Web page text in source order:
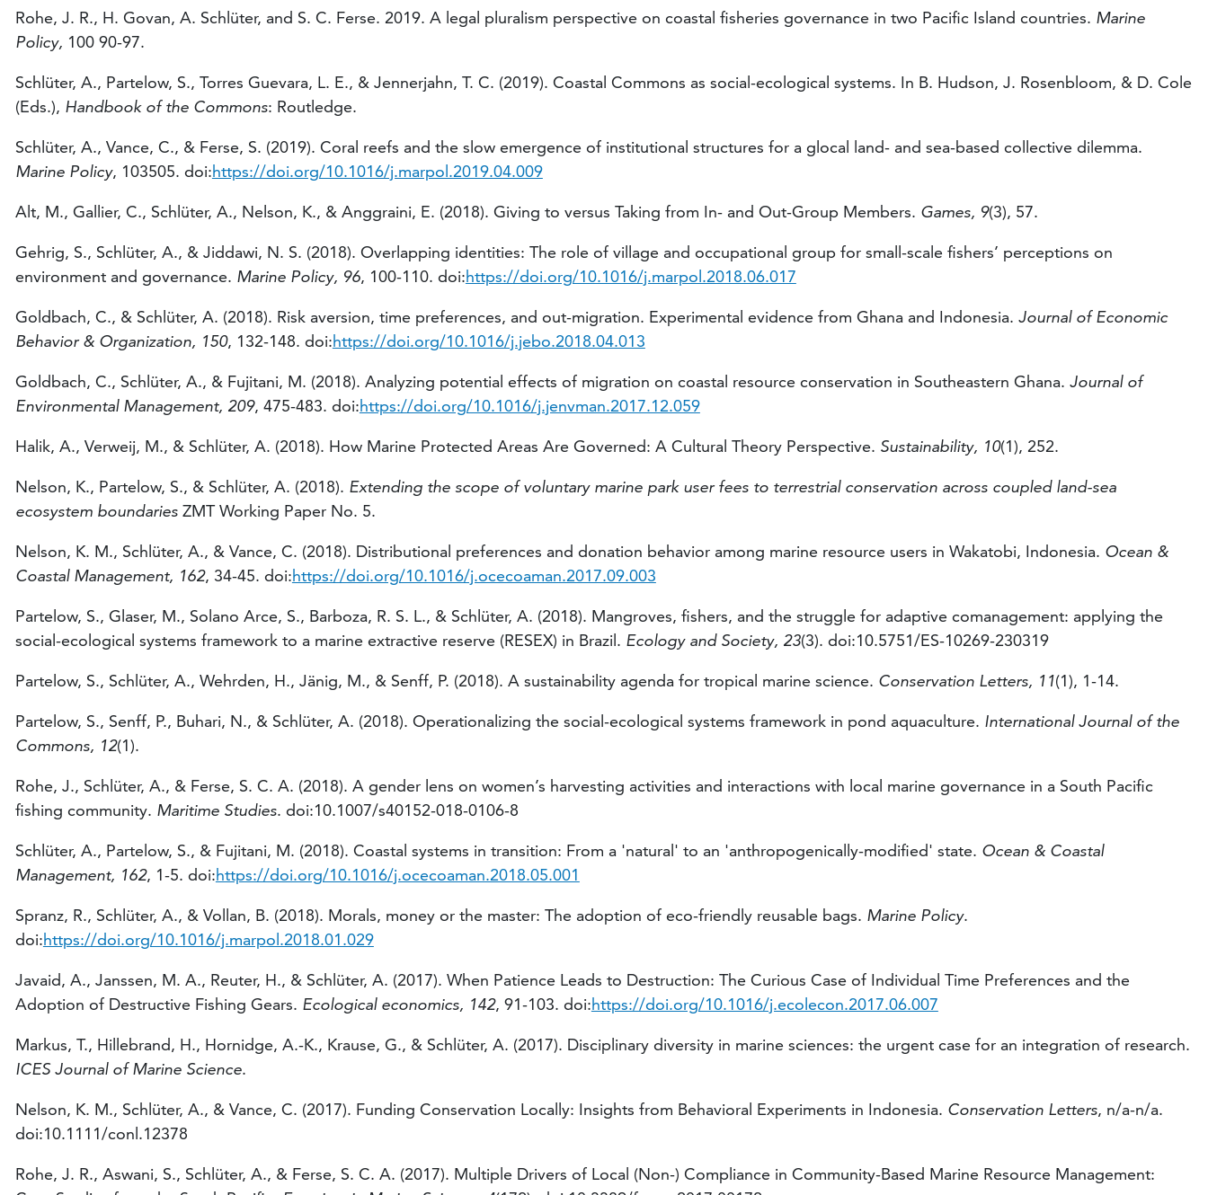
Rohe, J. R., H. Govan, A. Schlüter, and S. C. Ferse. 2019. A legal pluralism perspective on coastal fisheries governance in two Pacific Island countries. Marine
Policy, 100 90-97.
Schlüter, A., Partelow, S., Torres Guevara, L. E., & Jennerjahn, T. C. (2019). Coastal Commons as social-ecological systems. In B. Hudson, J. Rosenbloom, & D. Cole
(Eds.), Handbook of the Commons: Routledge.
Schlüter, A., Vance, C., & Ferse, S. (2019). Coral reefs and the slow emergence of institutional structures for a glocal land- and sea-based collective dilemma.
Marine Policy, 103505. doi:https://doi.org/10.1016/j.marpol.2019.04.009
Alt, M., Gallier, C., Schlüter, A., Nelson, K., & Anggraini, E. (2018). Giving to versus Taking from In- and Out-Group Members. Games, 9(3), 57.
Gehrig, S., Schlüter, A., & Jiddawi, N. S. (2018). Overlapping identities: The role of village and occupational group for small-scale fishers’ perceptions on
environment and governance. Marine Policy, 96, 100-110. doi:https://doi.org/10.1016/j.marpol.2018.06.017
Goldbach, C., & Schlüter, A. (2018). Risk aversion, time preferences, and out-migration. Experimental evidence from Ghana and Indonesia. Journal of Economic
Behavior & Organization, 150, 132-148. doi:https://doi.org/10.1016/j.jebo.2018.04.013
Goldbach, C., Schlüter, A., & Fujitani, M. (2018). Analyzing potential effects of migration on coastal resource conservation in Southeastern Ghana. Journal of
Environmental Management, 209, 475-483. doi:https://doi.org/10.1016/j.jenvman.2017.12.059
Halik, A., Verweij, M., & Schlüter, A. (2018). How Marine Protected Areas Are Governed: A Cultural Theory Perspective. Sustainability, 10(1), 252.
Nelson, K., Partelow, S., & Schlüter, A. (2018). Extending the scope of voluntary marine park user fees to terrestrial conservation across coupled land-sea
ecosystem boundaries ZMT Working Paper No. 5.
Nelson, K. M., Schlüter, A., & Vance, C. (2018). Distributional preferences and donation behavior among marine resource users in Wakatobi, Indonesia. Ocean &
Coastal Management, 162, 34-45. doi:https://doi.org/10.1016/j.ocecoaman.2017.09.003
Partelow, S., Glaser, M., Solano Arce, S., Barboza, R. S. L., & Schlüter, A. (2018). Mangroves, fishers, and the struggle for adaptive comanagement: applying the
social-ecological systems framework to a marine extractive reserve (RESEX) in Brazil. Ecology and Society, 23(3). doi:10.5751/ES-10269-230319
Partelow, S., Schlüter, A., Wehrden, H., Jänig, M., & Senff, P. (2018). A sustainability agenda for tropical marine science. Conservation Letters, 11(1), 1-14.
Partelow, S., Senff, P., Buhari, N., & Schlüter, A. (2018). Operationalizing the social-ecological systems framework in pond aquaculture. International Journal of the
Commons, 12(1).
Rohe, J., Schlüter, A., & Ferse, S. C. A. (2018). A gender lens on women’s harvesting activities and interactions with local marine governance in a South Pacific
fishing community. Maritime Studies. doi:10.1007/s40152-018-0106-8
Schlüter, A., Partelow, S., & Fujitani, M. (2018). Coastal systems in transition: From a 'natural' to an 'anthropogenically-modified' state. Ocean & Coastal
Management, 162, 1-5. doi:https://doi.org/10.1016/j.ocecoaman.2018.05.001
Spranz, R., Schlüter, A., & Vollan, B. (2018). Morals, money or the master: The adoption of eco-friendly reusable bags. Marine Policy.
doi:https://doi.org/10.1016/j.marpol.2018.01.029
Javaid, A., Janssen, M. A., Reuter, H., & Schlüter, A. (2017). When Patience Leads to Destruction: The Curious Case of Individual Time Preferences and the
Adoption of Destructive Fishing Gears. Ecological economics, 142, 91-103. doi:https://doi.org/10.1016/j.ecolecon.2017.06.007
Markus, T., Hillebrand, H., Hornidge, A.-K., Krause, G., & Schlüter, A. (2017). Disciplinary diversity in marine sciences: the urgent case for an integration of research.
ICES Journal of Marine Science.
Nelson, K. M., Schlüter, A., & Vance, C. (2017). Funding Conservation Locally: Insights from Behavioral Experiments in Indonesia. Conservation Letters, n/a-n/a.
doi:10.1111/conl.12378
Rohe, J. R., Aswani, S., Schlüter, A., & Ferse, S. C. A. (2017). Multiple Drivers of Local (Non-) Compliance in Community-Based Marine Resource Management: